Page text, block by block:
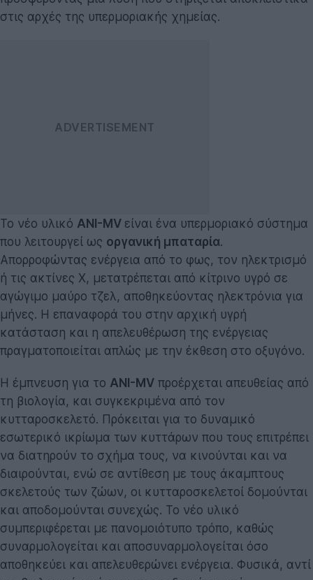
στις αρχές της υπερμοριακής χημείας.
Το νέο υλικό ANI-MV είναι ένα υπερμοριακό σύστημα
που λειτουργεί ως οργανική μπαταρία.
Απορροφώντας ενέργεια από το φως, τον ηλεκτρισμό
ή τις ακτίνες Χ, μετατρέπεται από κίτρινο υγρό σε
αγώγιμο μαύρο τζελ, αποθηκεύοντας ηλεκτρόνια για
μήνες. Η επαναφορά του στην αρχική υγρή
κατάσταση και η απελευθέρωση της ενέργειας
πραγματοποιείται απλώς με την έκθεση στο οξυγόνο.
Η έμπνευση για το ANI-MV προέρχεται απευθείας από
τη βιολογία, και συγκεκριμένα από τον
κυτταροσκελετό. Πρόκειται για το δυναμικό
εσωτερικό ικρίωμα των κυττάρων που τους επιτρέπει
να διατηρούν το σχήμα τους, να κινούνται και να
διαιρούνται, ενώ σε αντίθεση με τους άκαμπτους
σκελετούς των ζώων, οι κυτταροσκελετοί δομούνται
και αποδομούνται συνεχώς. Το νέο υλικό
συμπεριφέρεται με πανομοιότυπο τρόπο, καθώς
συναρμολογείται και αποσυναρμολογείται όσο
αποθηκεύει και απελευθερώνει ενέργεια. Φυσικά, αντί